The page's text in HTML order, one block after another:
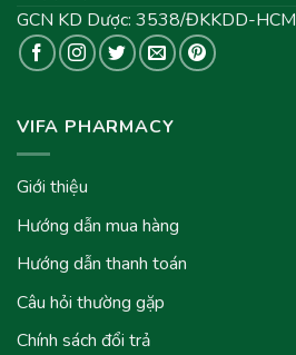
GCN KD Dược: 3538/ĐKKDD-HCM
VIFA PHARMACY
Giới thiệu
Hướng dẫn mua hàng
Hướng dẫn thanh toán
Câu hỏi thường gặp
Chính sách đổi trả